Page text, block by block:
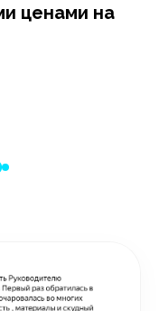
ценами на